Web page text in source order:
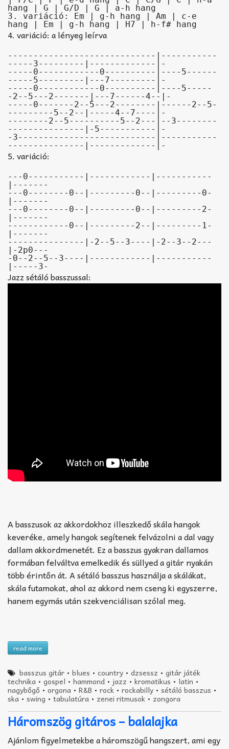
hang | G | G/D | G | a-h hang
3. variáció: Em | g-h hang | Am | c-e
hang | Em | g-h hang | H7 | h-f# hang
4. variáció: a lényeg leírva
-----------------------------|-----------
-----3---------|-------------|-
-----0------------0----------|----5------
-----5---------|---7---------|-
-----0------------0----------|----5-----
-2--5---2-------|---7------4--|-
-----0-------2--5---2--------|------2--5-
---------5--2--|-----4--7----|-
--------2--5----------5--2---|--3--------
---------------|-5-----------|-
-3---------------------------|-----------
---------------|-------------|-
5. variáció:
---0-----------|------------|-----------
|-------
---0--------0--|---------0--|---------0-
|-------
---0--------0--|---------0--|---------2-
|-------
------------0--|---------2--|---------1-
|-------
---------------|-2--5--3----|-2--3--2---
|-2p0---
-0--2--5--3----|------------|-----------
|-----3-
Jazz sétáló basszussal:
A basszusok az akkordokhoz illeszkedő skála hangok
keveréke, amely hangok segítenek felvázolni a dal vagy
dallam akkordmenetét. Ez a basszus gyakran dallamos
formában felváltva emelkedik és süllyed a gitár nyakán
több érintőn át. A sétáló basszus használja a skálákat,
skála futamokat, ahol az akkord nem cseng ki egyszerre,
hanem egymás után szekvenciálisan szólal meg.
read more
basszus gitár •blues •country •dzsessz •gitár játék
technika • gospel • hammond • jazz • kromatikus • latin •
nagybőgő • orgona • R&B • rock • rockabilly • sétáló basszus •
ska • swing • tabulatúra • zenei ritmusok • zongora
Háromszög gitáros – balalajka
Ajánlom figyelmetekbe a háromszögű hangszert, ami egy